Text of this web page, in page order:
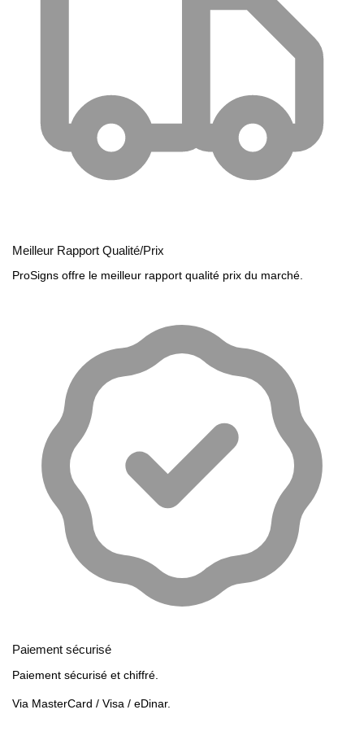
Meilleur Rapport Qualité/Prix
ProSigns offre le meilleur rapport qualité prix du marché.
Paiement sécurisé
Paiement sécurisé et chiffré.
Via MasterCard / Visa / eDinar.